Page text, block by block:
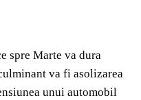
spre Marte va dura
va fi asolizarea
unui automobil